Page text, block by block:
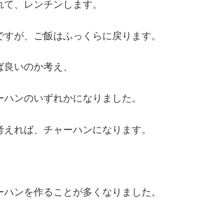
、レンチンします。
が、ご飯はふっくらに戻ります。
いのか考え、
ンのいずれかになりました。
れば、チャーハンになります。
ンを作ることが多くなりました。